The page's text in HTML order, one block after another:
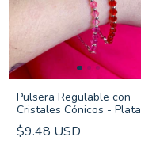
Pulsera Regulable con
Cristales Cónicos - Plata
925
$9.48 USD